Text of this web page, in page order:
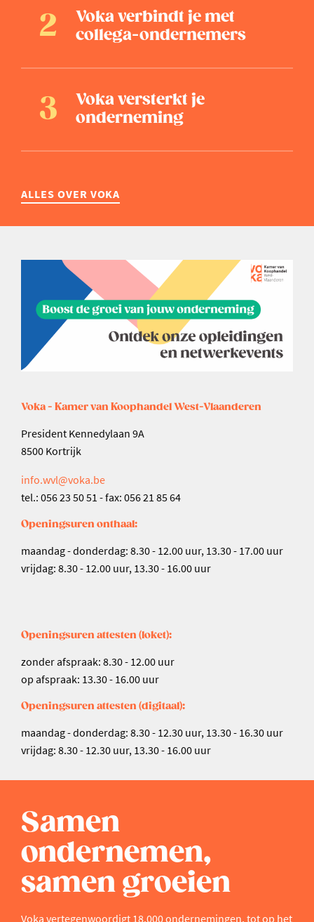
Voka verbindt je met
collega-ondernemers
Voka versterkt je
onderneming
ALLES OVER VOKA
Voka - Kamer van Koophandel West-Vlaanderen
President Kennedylaan 9A
8500 Kortrijk
info.wvl@voka.be
tel.: 056 23 50 51 - fax: 056 21 85 64
Openingsuren onthaal:
maandag - donderdag: 8.30 - 12.00 uur, 13.30 - 17.00 uur
vrijdag: 8.30 - 12.00 uur, 13.30 - 16.00 uur
Openingsuren attesten (loket):
zonder afspraak: 8.30 - 12.00 uur
op afspraak: 13.30 - 16.00 uur
Openingsuren attesten (digitaal):
maandag - donderdag: 8.30 - 12.30 uur, 13.30 - 16.30 uur
vrijdag: 8.30 - 12.30 uur, 13.30 - 16.00 uur
Samen
ondernemen,
samen groeien
Voka vertegenwoordigt 18.000 ondernemingen, tot op het